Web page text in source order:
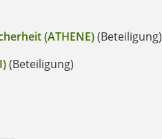
(ATHENE)(Beteiligung)
(Beteiligung)